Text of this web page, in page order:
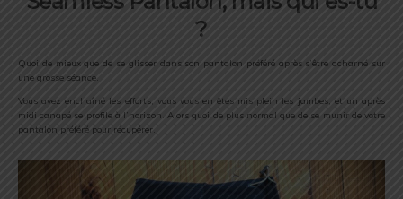
?
Quoi de mieux que de se glisser dans son pantalon préféré après s’être acharné sur
une grosse séance.
Vous avez enchaîné les efforts, vous vous en êtes mis plein les jambes, et un après
midi canapé se profile à l’horizon. Alors quoi de plus normal que de se munir de votre
pantalon préféré pour récupérer.